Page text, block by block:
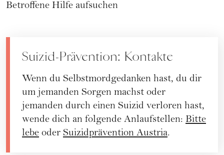
Betroffene Hilfe aufsuchen
Suizid-Prävention: Kontakte
Wenn du Selbstmordgedanken hast, du dir
um jemanden Sorgen machst oder
jemanden durch einen Suizid verloren hast,
wende dich an folgende Anlaufstellen: Bitte
lebe oder Suizidprävention Austria.